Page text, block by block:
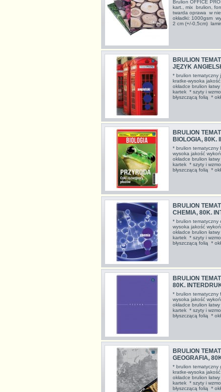
Brulion OFFICE
kart., mix brulion,
twarda oprawa w
okładki: 1000gsm
2 cm (+/-0,5cm)
BRULION
JĘZYK
* brulion tematyczny
kratke-wysoka
okładce brulion
kartek * szyty i
błyszczącą folią *
BRULION
BIOLOGIA, 80K.
* brulion tematyczny
wysoka jakość
okładce brulion
kartek * szyty i
błyszczącą folią *
BRULION
CHEMIA, 80K.
* brulion tematyczny
wysoka jakość
okładce brulion
kartek * szyty i
błyszczącą folią *
BRULION
80K.
* brulion tematyczny
wysoka jakość
okładce brulion
kartek * szyty i
błyszczącą folią *
BRULION
GEOGRAFIA,
* brulion tematyczny
kratke-wysoka
okładce brulion
kartek * szyty i
błyszczącą folią *